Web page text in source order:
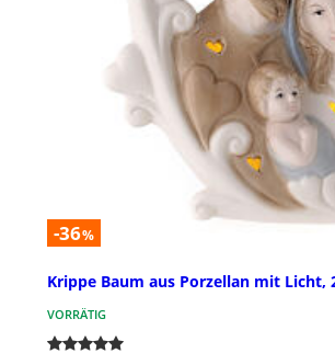
-36%
Krippe Baum aus Porzellan mit Licht,
VORRÄTIG